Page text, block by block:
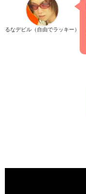
るなデビル（自由でラッキー）